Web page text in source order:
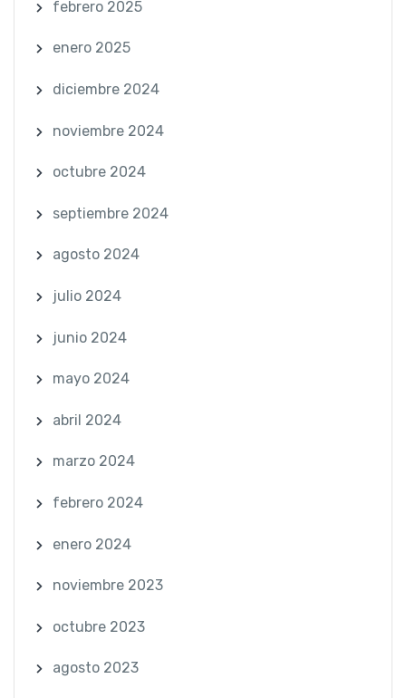
febrero 2025
enero 2025
diciembre 2024
noviembre 2024
octubre 2024
septiembre 2024
agosto 2024
julio 2024
junio 2024
mayo 2024
abril 2024
marzo 2024
febrero 2024
enero 2024
noviembre 2023
octubre 2023
agosto 2023